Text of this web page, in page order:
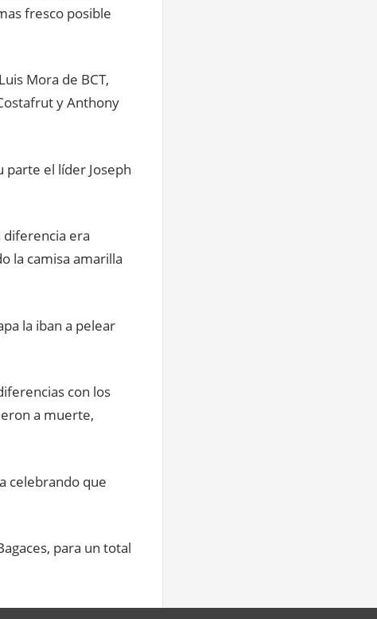
fresco posible
Mora de BCT,
y Anthony
parte el líder Joseph
diferencia era
la camisa amarilla
la iban a pelear
con los
a muerte,
celebrando que
para un total